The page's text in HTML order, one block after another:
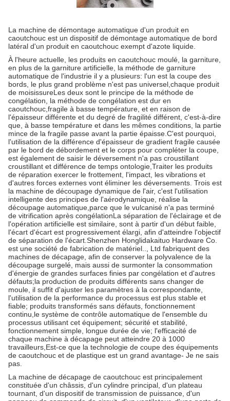
La machine de démontage automatique d'un produit en
caoutchouc est un dispositif de démontage automatique de bord
latéral d'un produit en caoutchouc exempt d'azote liquide.
À l'heure actuelle, les produits en caoutchouc moulé, la garniture,
en plus de la garniture artificielle, la méthode de garniture
automatique de l'industrie il y a plusieurs: l'un est la coupe des
bords, le plus grand problème n'est pas universel,chaque produit
de moisissureLes deux sont le principe de la méthode de
congélation, la méthode de congélation est dur en
caoutchouc,fragile à basse température, et en raison de
l'épaisseur différente et du degré de fragilité différent, c'est-à-dire
que, à basse température et dans les mêmes conditions, la partie
mince de la fragile passe avant la partie épaisse.C'est pourquoi,
l'utilisation de la différence d'épaisseur de gradient fragile causée
par le bord de débordement et le corps pour compléter la coupe,
est également de saisir le déversement n'a pas croustillant
croustillant et différence de temps ontologie,Traiter les produits
de réparation exercer le frottement, l'impact, les vibrations et
d'autres forces externes vont éliminer les déversements. Trois est
la machine de découpage dynamique de l'air, c'est l'utilisation
intelligente des principes de l'aérodynamique, réalise la
découpage automatique,parce que le vulcanisé n'a pas terminé
de vitrification après congélationLa séparation de l'éclairage et de
l'opération artificielle est similaire, sont à partir d'un début faible,
l'écart d'écart est progressivement élargi, afin d'atteindre l'objectif
de séparation de l'écart.Shenzhen Honglidakaituo Hardware Co.
est une société de fabrication de matériel.., Ltd fabriquent des
machines de décapage, afin de conserver la polyvalence de la
découpage surgelé, mais aussi de surmonter la consommation
d'énergie de grandes surfaces finies par congélation et d'autres
défauts;la production de produits différents sans changer de
moule, il suffit d'ajuster les paramètres à la correspondante,
l'utilisation de la performance du processus est plus stable et
fiable; produits transformés sans défauts, fonctionnement
continu,le système de contrôle automatique de l'ensemble du
processus utilisant cet équipement; sécurité et stabilité,
fonctionnement simple, longue durée de vie; l'efficacité de
chaque machine à décapage peut atteindre 20 à 1000
travailleurs,Est-ce que la technologie de coupe des équipements
de caoutchouc et de plastique est un grand avantage- Je ne sais
pas.
La machine de décapage de caoutchouc est principalement
constituée d'un châssis, d'un cylindre principal, d'un plateau
tournant, d'un dispositif de transmission de puissance, d'un